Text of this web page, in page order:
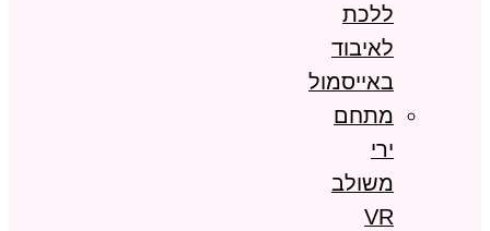
ללכת
לאיבוד
באייסמול
מתחם
ירי
משולב
VR